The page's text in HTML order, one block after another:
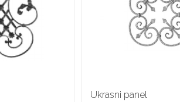
Ukrasni panel